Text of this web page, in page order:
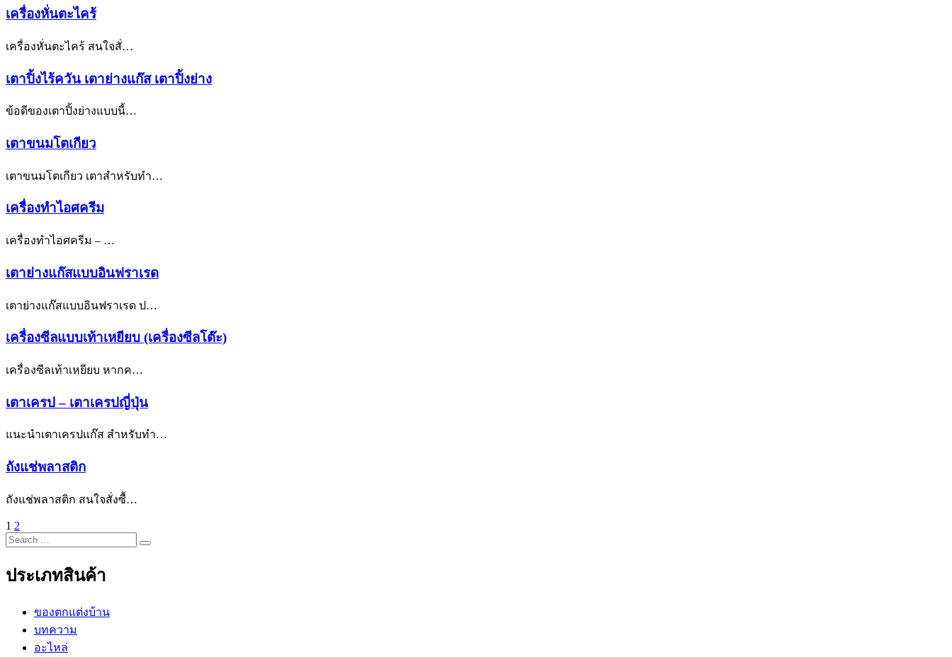
เครื่องหั่นตะไคร้
เครื่องหั่นตะไคร้ สนใจสั่…
เตาปิ้งไร้ควัน เตาย่างแก๊ส เตาปิ้งย่าง
ข้อดีของเตาปิ้งย่างแบบนี้…
เตาขนมโตเกียว
เตาขนมโตเกียว เตาสำหรับทำ…
เครื่องทำไอศครีม
เครื่องทำไอศครีม – …
เตาย่างแก๊สแบบอินฟราเรด
เตาย่างแก๊สแบบอินฟราเรด ป…
เครื่องซีลแบบเท้าเหยียบ (เครื่องซีลโต๊ะ)
เครื่องซีลเท้าเหยียบ หากค…
เตาเครป – เตาเครปญี่ปุ่น
แนะนำเตาเครปแก๊ส สำหรับทำ…
ถังแช่พลาสติก
ถังแช่พลาสติก สนใจสั่งซื้…
แนะแนว
Page
1 Page
2
Page
Search
for:
Search
ประเภทสินค้า
ของตกแต่งบ้าน
บทความ
อะไหล่